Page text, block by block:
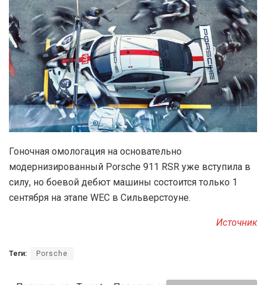
Гоночная омологация на основательно
модернизированный Porsche 911 RSR уже вступила в
силу, но боевой дебют машины состоится только 1
сентября на этапе WEC в Сильверстоуне.
Источник
Теги: Porsche